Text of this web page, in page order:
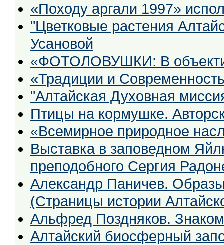
«Походу аргали 1997»
"Цветковые растения
Усановой
«ФОТОЛОВУШКИ: В
«Традиции и
"Алтайская Духовная
Птицы на кормушке.
«Всемирное природное
Выставка в заповедном
преподобного Сергия
Александр Паничев.
(Страницы истории
Альфред Поздняков.
Алтайский биосферный